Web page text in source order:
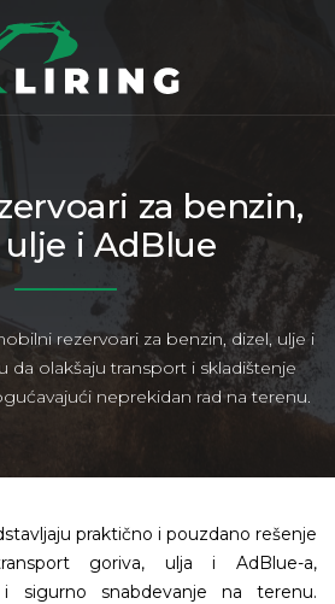
za benzin,
ulje i AdBlue
rezervoari za benzin, dizel, ulje i
da olakšaju transport i skladištenje
neprekidan rad na terenu.
praktično i pouzdano rešenje
goriva, ulja i AdBlue-a,
sigurno snabdevanje na terenu.